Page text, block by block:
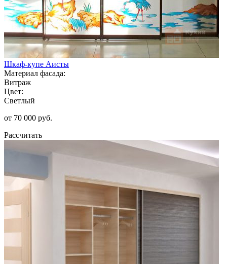
Шкаф-купе Аисты
Материал фасада:
Витраж
Цвет:
Светлый
от 70 000 руб.
Рассчитать